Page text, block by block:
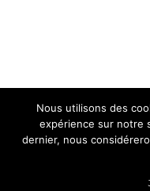
Nous utilisons des
expérience sur notre
dernier, nous